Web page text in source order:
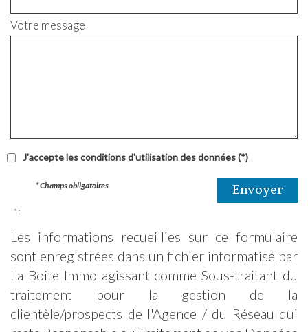
Votre message
J'accepte les conditions d'utilisation des données (*)
Envoyer
* Champs obligatoires
* :
Les informations recueillies sur ce formulaire
sont enregistrées dans un fichier informatisé par
La Boite Immo agissant comme Sous-traitant du
traitement pour la gestion de la
clientèle/prospects de l'Agence / du Réseau qui